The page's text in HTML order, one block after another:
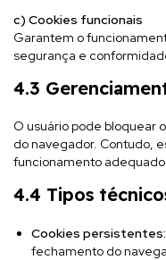
c) Cookies funcionais
Garantem o
segurança e
4.3
O usuário pode bloquear
do navegador. Contudo,
funcionamento
4.4 Tipos
Cookies persistentes:
fechamento do